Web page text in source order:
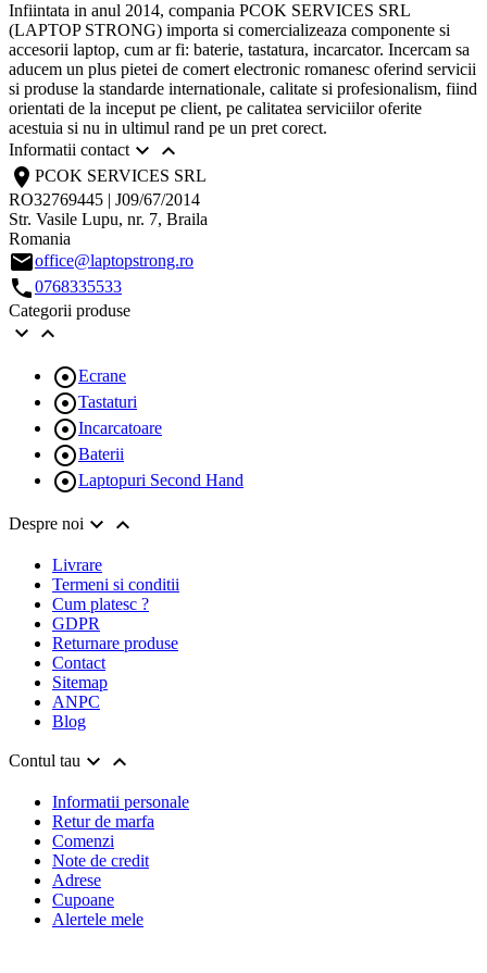
Infiintata in anul 2014, compania PCOK SERVICES SRL
(LAPTOP STRONG) importa si comercializeaza componente si
accesorii laptop, cum ar fi: baterie, tastatura, incarcator. Incercam sa
aducem un plus pietei de comert electronic romanesc oferind servicii
si produse la standarde internationale, calitate si profesionalism, fiind
orientati de la inceput pe client, pe calitatea serviciilor oferite
acestuia si nu in ultimul rand pe un pret corect.
Informatii contact 
location_on PCOK SERVICES SRL
RO32769445 | J09/67/2014
Str. Vasile Lupu, nr. 7, Braila
Romania
emailoffice@laptopstrong.ro
call0768335533
Categorii produse
 
Ecrane
Tastaturi
Incarcatoare
Baterii
Laptopuri Second Hand
Despre noi  
Livrare
Termeni si conditii
Cum platesc ?
GDPR
Returnare produse
Contact
Sitemap
ANPC
Blog
Contul tau  
Informatii personale
Retur de marfa
Comenzi
Note de credit
Adrese
Cupoane
Alertele mele